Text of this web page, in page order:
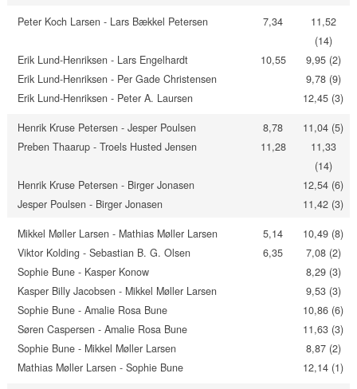
Peter Koch Larsen - Lars Bækkel Petersen 7,34
11,52
(14)
Erik Lund-Henriksen - Lars Engelhardt
10,55
9,95 (2)
Erik Lund-Henriksen - Per Gade Christensen
9,78 (9)
Erik Lund-Henriksen - Peter A. Laursen
12,45 (3)
Henrik Kruse Petersen - Jesper Poulsen 8,78
11,04 (5)
Preben Thaarup - Troels Husted Jensen
11,28
11,33
(14)
Henrik Kruse Petersen - Birger Jonasen
12,54 (6)
Jesper Poulsen - Birger Jonasen
11,42 (3)
Mikkel Møller Larsen - Mathias Møller Larsen 5,14
10,49 (8)
Viktor Kolding - Sebastian B. G. Olsen
6,35
7,08 (2)
Sophie Bune - Kasper Konow
8,29 (3)
Kasper Billy Jacobsen - Mikkel Møller Larsen
9,53 (3)
Sophie Bune - Amalie Rosa Bune
10,86 (6)
Søren Caspersen - Amalie Rosa Bune
11,63 (3)
Sophie Bune - Mikkel Møller Larsen
8,87 (2)
Mathias Møller Larsen - Sophie Bune
12,14 (1)